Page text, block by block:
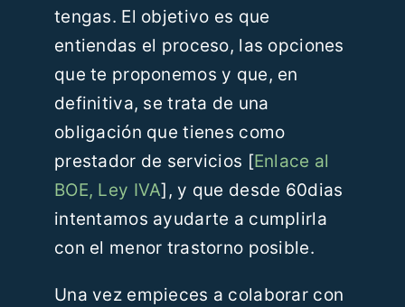
tengas. El objetivo es que
entiendas el proceso, las opciones
que te proponemos y que, en
definitiva, se trata de una
obligación que tienes como
prestador de servicios [Enlace al
BOE, Ley IVA], y que desde 60dias
intentamos ayudarte a cumplirla
con el menor trastorno posible.
Una vez empieces a colaborar con